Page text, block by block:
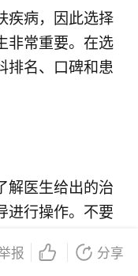
疾病，因此选择
非常重要。在选
排名、口碑和患
解医生给出的治
进行操作。不要
报 分享